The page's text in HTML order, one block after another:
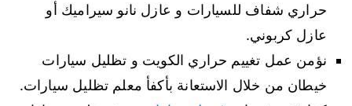
حراري شفاف للسيارات و عازل نانو سيراميك أو
عازل كربوني.
نؤمن عمل تغييم حراري الكويت و تظليل سيارات
خيطان من خلال الاستعانة بأكفأ معلم تظليل سيارات.